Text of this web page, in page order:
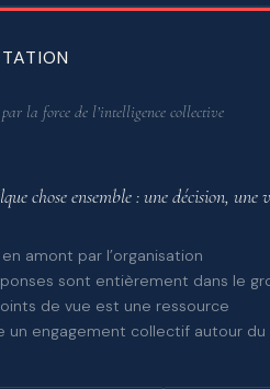
la force de l’intelligence collective
chose ensemble : une décision, une
amont par l’organisation
sont entièrement dans le
de vue est une ressource
un engagement collectif autour